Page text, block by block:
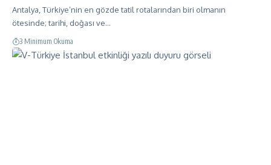
Antalya, Türkiye’nin en gözde tatil rotalarından biri olmanın
ötesinde; tarihi, doğası ve…
3 Minimum Okuma